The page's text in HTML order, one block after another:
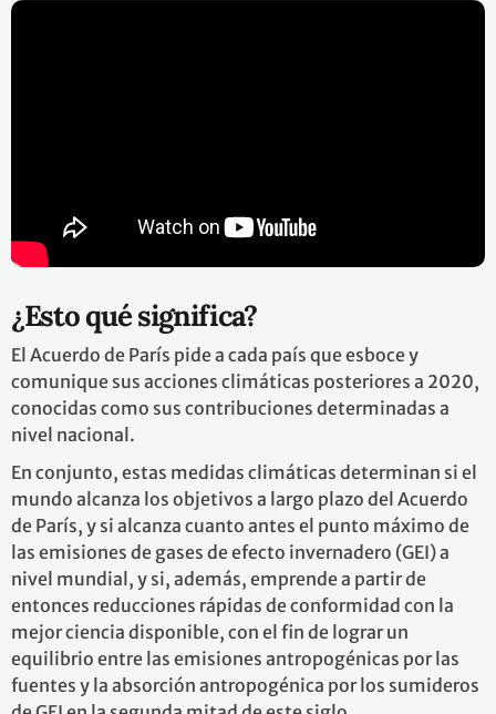
¿Esto qué significa?
El Acuerdo de París pide a cada país que esboce y
comunique sus acciones climáticas posteriores a 2020,
conocidas como sus contribuciones determinadas a
nivel nacional.
En conjunto, estas medidas climáticas determinan si el
mundo alcanza los objetivos a largo plazo del Acuerdo
de París, y si alcanza cuanto antes el punto máximo de
las emisiones de gases de efecto invernadero (GEI) a
nivel mundial, y si, además, emprende a partir de
entonces reducciones rápidas de conformidad con la
mejor ciencia disponible, con el fin de lograr un
equilibrio entre las emisiones antropogénicas por las
fuentes y la absorción antropogénica por los sumideros